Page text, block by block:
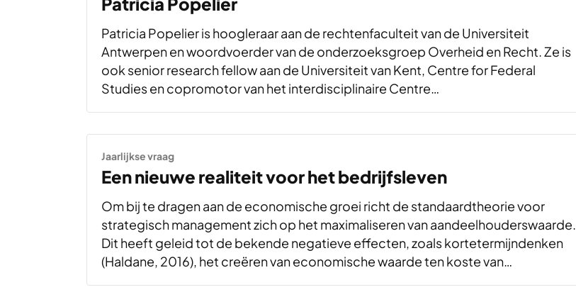
Patricia Popelier is hoogleraar aan de rechtenfaculteit van de Universiteit
Antwerpen en woordvoerder van de onderzoeksgroep Overheid en Recht. Ze is
ook senior research fellow aan de Universiteit van Kent, Centre for Federal
Studies en copromotor van het interdisciplinaire Centre…
Jaarlijkse vraag
Een nieuwe realiteit voor het bedrijfsleven
Om bij te dragen aan de economische groei richt de standaardtheorie voor
strategisch management zich op het maximaliseren van aandeelhouderswaarde.
Dit heeft geleid tot de bekende negatieve effecten, zoals kortetermijndenken
(Haldane, 2016), het creëren van economische waarde ten koste van…